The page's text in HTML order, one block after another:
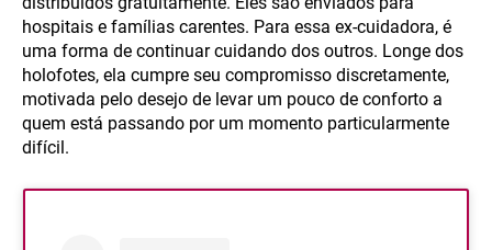
hospitais e famílias carentes. Para essa ex-cuidadora, é
uma forma de continuar cuidando dos outros. Longe dos
holofotes, ela cumpre seu compromisso discretamente,
motivada pelo desejo de levar um pouco de conforto a
quem está passando por um momento particularmente
difícil.